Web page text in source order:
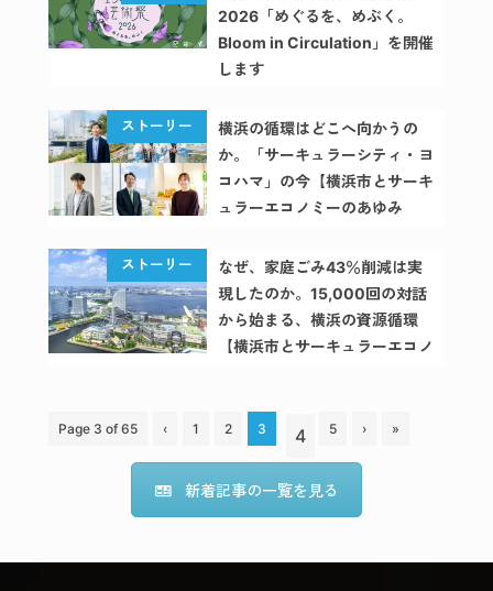
2026「めぐるを、めぶく。
Bloom in Circulation」を開催
します
横浜の循環はどこへ向かうの
か。「サーキュラーシティ・ヨ
コハマ」の今【横浜市とサーキ
ュラーエコノミーのあゆみ
なぜ、家庭ごみ43％削減は実
現したのか。15,000回の対話
から始まる、横浜の資源循環
【横浜市とサーキュラーエコノ
Page 3 of 65 ‹ 1 2 3 4 5 › »
新着記事の一覧を見る
（company）
小売店
（shop）
飲食店
（restaurant）
キ
SELECT